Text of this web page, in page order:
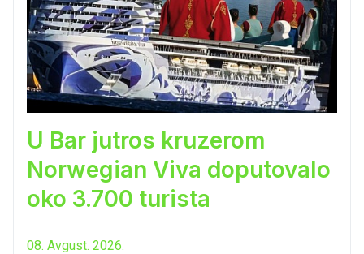
U Bar jutros kruzerom
Norwegian Viva doputovalo
oko 3.700 turista
08. Avgust. 2026.